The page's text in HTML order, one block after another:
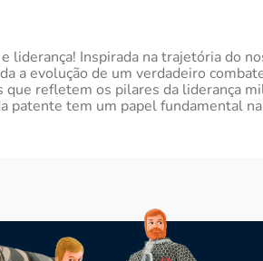
Inspirada na trajetória do
a evolução de um verdadeiro
refletem os pilares da liderança
patente tem um papel fundamental